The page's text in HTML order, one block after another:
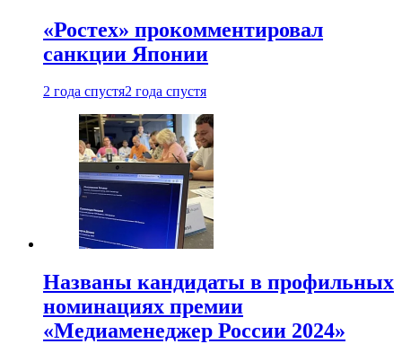
«Ростех» прокомментировал
санкции Японии
2 года спустя2 года спустя
Названы кандидаты в профильных
номинациях премии
«Медиаменеджер России 2024»